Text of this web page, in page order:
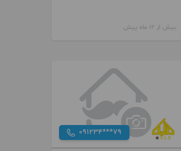
بیش از 12 ماه پیش
091234***79